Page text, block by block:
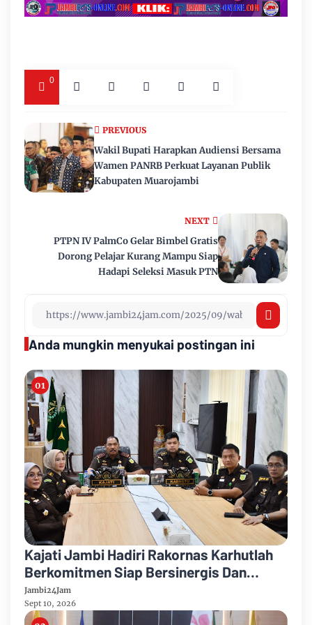
0
NEXT
PTPN IV PalmCo Gelar Bimbel Gratis
Dorong Pelajar Kurang Mampu Siap
Hadapi Seleksi Masuk PTN
PREVIOUS
Wakil Bupati Harapkan Audiensi Bersama
Wamen PANRB Perkuat Layanan Publik
Kabupaten Muarojambi
Anda mungkin menyukai postingan ini
Kajati Jambi Hadiri Rakornas Karhutlah
Berkomitmen Siap Bersinergis Dan
Kolaborasi Dalam Penanganan Karhutla
Jambi24Jam
Sept 10, 2026